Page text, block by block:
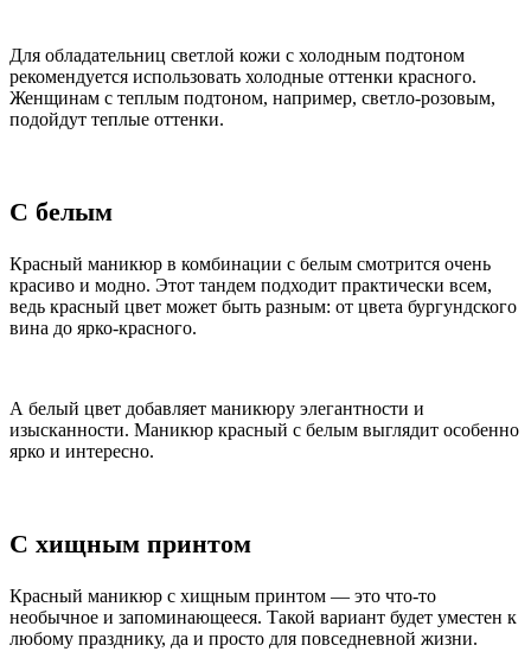
Для обладательниц светлой кожи с холодным подтоном
рекомендуется использовать холодные оттенки красного.
Женщинам с теплым подтоном, например, светло-розовым,
подойдут теплые оттенки.
С белым
Красный маникюр в комбинации с белым смотрится очень
красиво и модно. Этот тандем подходит практически всем,
ведь красный цвет может быть разным: от цвета бургундского
вина до ярко-красного.
А белый цвет добавляет маникюру элегантности и
изысканности. Маникюр красный с белым выглядит особенно
ярко и интересно.
С хищным принтом
Красный маникюр с хищным принтом — это что-то
необычное и запоминающееся. Такой вариант будет уместен к
любому празднику, да и просто для повседневной жизни.